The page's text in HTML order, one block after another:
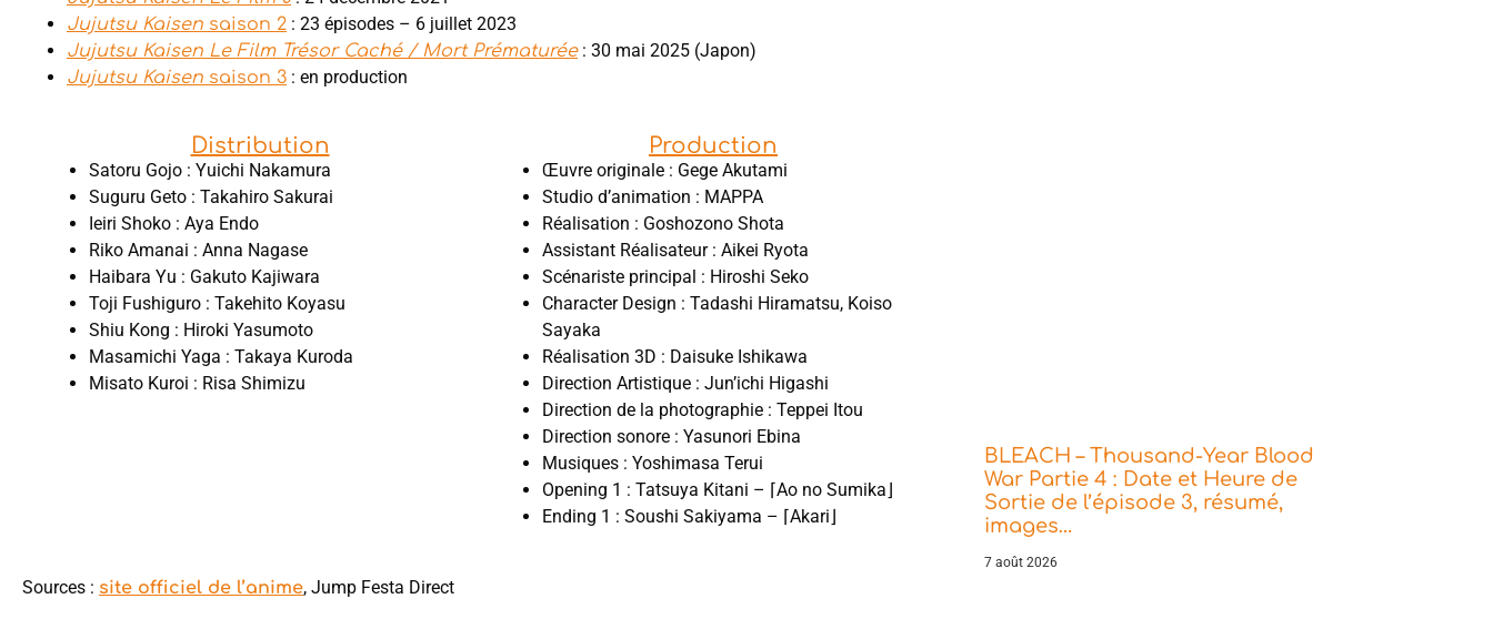
Jujutsu Kaisen saison 2 : 23 épisodes – 6 juillet 2023
Jujutsu Kaisen Le Film Trésor Caché / Mort Prématurée: 30 mai 2025 (Japon)
Jujutsu Kaisen saison 3 : en production
Distribution
Satoru Gojo : Yuichi Nakamura
Suguru Geto : Takahiro Sakurai
Ieiri Shoko : Aya Endo
Riko Amanai : Anna Nagase
Haibara Yu : Gakuto Kajiwara
Toji Fushiguro : Takehito Koyasu
Shiu Kong : Hiroki Yasumoto
Masamichi Yaga : Takaya Kuroda
Misato Kuroi : Risa Shimizu
Production
Œuvre originale : Gege Akutami
Studio d’animation : MAPPA
Réalisation : Goshozono Shota
Assistant Réalisateur : Aikei Ryota
Scénariste principal : Hiroshi Seko
Character Design : Tadashi Hiramatsu, Koiso
Sayaka
Réalisation 3D : Daisuke Ishikawa
Direction Artistique : Jun’ichi Higashi
Direction de la photographie : Teppei Itou
Direction sonore : Yasunori Ebina
Musiques : Yoshimasa Terui
Opening 1 : Tatsuya Kitani – ⌈Ao no Sumika⌋
Ending 1 : Soushi Sakiyama – ⌈Akari⌋
Sources : site officiel de l’anime, Jump Festa Direct
BLEACH – Thousand-Year Blood
War Partie 4 : Date et Heure de
Sortie de l’épisode 3, résumé,
images…
7 août 2026